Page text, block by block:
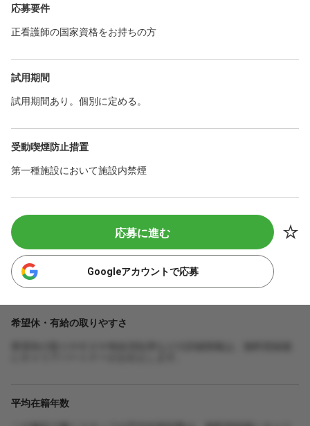
応募要件
正看護師の国家資格をお持ちの方
試用期間
試用期間あり。個別に定める。
受動喫煙防止措置
第一種施設において施設内禁煙
応募に進む
Googleアカウントで応募
希望休・有給の取りやすさ
平均在籍年数